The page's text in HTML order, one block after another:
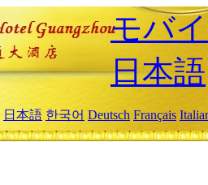
モバ
日本語
日本語 한국어 Deutsch Français